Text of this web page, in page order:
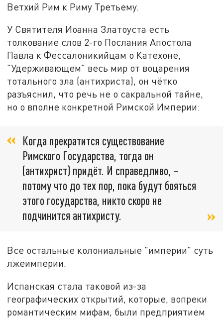
Ветхий Рим к Риму Третьему.
У Святителя Иоанна Златоуста есть
толкование слов 2-го Послания Апостола
Павла к Фессалоникийцам о Катехоне,
"Удерживающем" весь мир от воцарения
тотального зла (антихриста), он чётко
разъяснил, что речь не о сакральной тайне,
но о вполне конкретной Римской Империи:
Когда прекратится существование
Римского Государства, тогда он
(антихрист) придёт. И справедливо, –
потому что до тех пор, пока будут бояться
этого государства, никто скоро не
подчинится антихристу.
Все остальные колониальные "империи" суть
лжеимперии.
Испанская стала таковой из-за
географических открытий, которые, вопреки
романтическим мифам, были предприятием